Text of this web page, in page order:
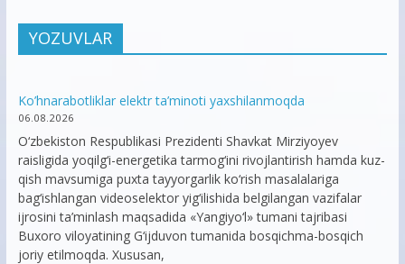
YOZUVLAR
Ko’hnarabotliklar elektr ta’minoti yaxshilanmoqda
06.08.2026
O‘zbekiston Respublikasi Prezidenti Shavkat Mirziyoyev
raisligida yoqilg‘i-energetika tarmog‘ini rivojlantirish hamda kuz-
qish mavsumiga puxta tayyorgarlik ko‘rish masalalariga
bag‘ishlangan videoselektor yig‘ilishida belgilangan vazifalar
ijrosini ta’minlash maqsadida «Yangiyo‘l» tumani tajribasi
Buxoro viloyatining G‘ijduvon tumanida bosqichma-bosqich
joriy etilmoqda. Xususan,